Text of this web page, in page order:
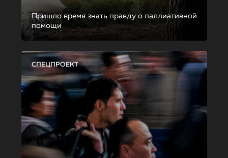
Пришло время знать правду о паллиативной
помощи
СПЕЦПРОЕКТ